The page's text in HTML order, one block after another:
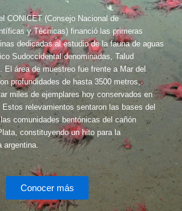
CONICET (Consejo Nacional de
y Técnicas) financió las primeras
dedicadas al estudio de la fauna de aguas
Sudoccidental denominadas, Talud
área de muestreo fue frente a Mar del
profundidades de hasta 3500 metros,
miles de ejemplares hoy conservados en
relevamientos sentaron las bases del
comunidades bentónicas del cañón
constituyendo un hito para la
argentina.
Conocer más